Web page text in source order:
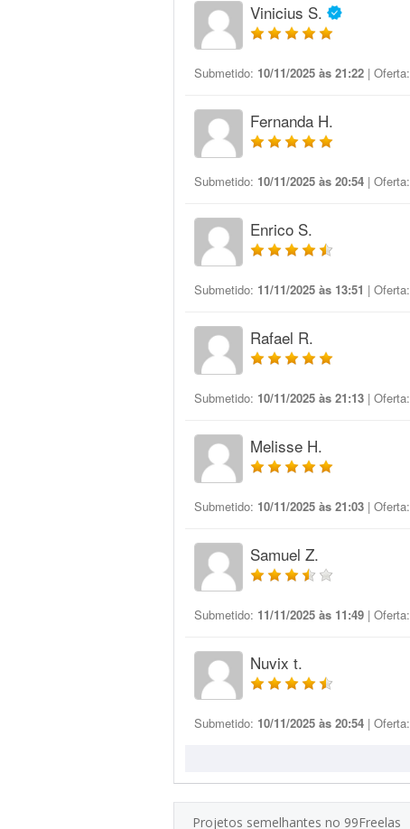
Vinicius S.
Submetido: 10/11/2025 às 21:22 | Oferta:
Fernanda H.
Submetido: 10/11/2025 às 20:54 | Oferta:
Enrico S.
Submetido: 11/11/2025 às 13:51 | Oferta:
Rafael R.
Submetido: 10/11/2025 às 21:13 | Oferta:
Melisse H.
Submetido: 10/11/2025 às 21:03 | Oferta:
Samuel Z.
Submetido: 11/11/2025 às 11:49 | Oferta:
Nuvix t.
Submetido: 10/11/2025 às 20:54 | Oferta:
Projetos semelhantes no 99Freelas